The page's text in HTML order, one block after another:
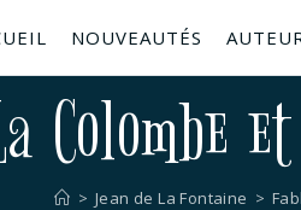
NOUVEAUTÉS
Colombe
> Jean de La Fontaine >